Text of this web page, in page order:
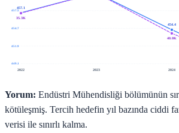
457.5
454.7
451.9
449.1
2022
2023 2024
457.1
454.4
35.3K
40.0K
Yorum: Endüstri Mühendisliği bölümünün
kötüleşmiş. Tercih hedefin yıl bazında ciddi
verisi ile sınırlı kalma.